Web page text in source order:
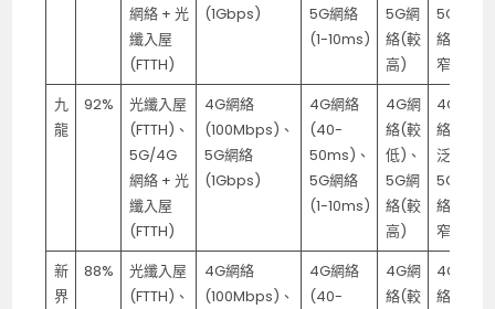
網絡 + 光
纖入屋
(FTTH)
(1Gbps)
5G網絡
(1-10ms)
5G網
絡(較
高)
5G網
絡(較
窄)
九
龍
92%
光纖入屋
(FTTH)、
5G/4G
網絡 + 光
纖入屋
(FTTH)
4G網絡
(100Mbps)、
5G網絡
(1Gbps)
4G網絡
(40-
50ms)、
5G網絡
(1-10ms)
4G網
絡(較
低)、
5G網
絡(較
高)
4G網
絡(廣
泛)、
5G網
絡(較
窄)
新
界
88%
光纖入屋
(FTTH)、
4G網絡
(100Mbps)、
4G網絡
(40-
4G網
絡(較
4G網
絡(廣